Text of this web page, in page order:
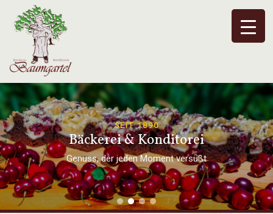
SEIT 1890
Bäckerei & Konditorei
Genuss, der jeden Moment versüßt